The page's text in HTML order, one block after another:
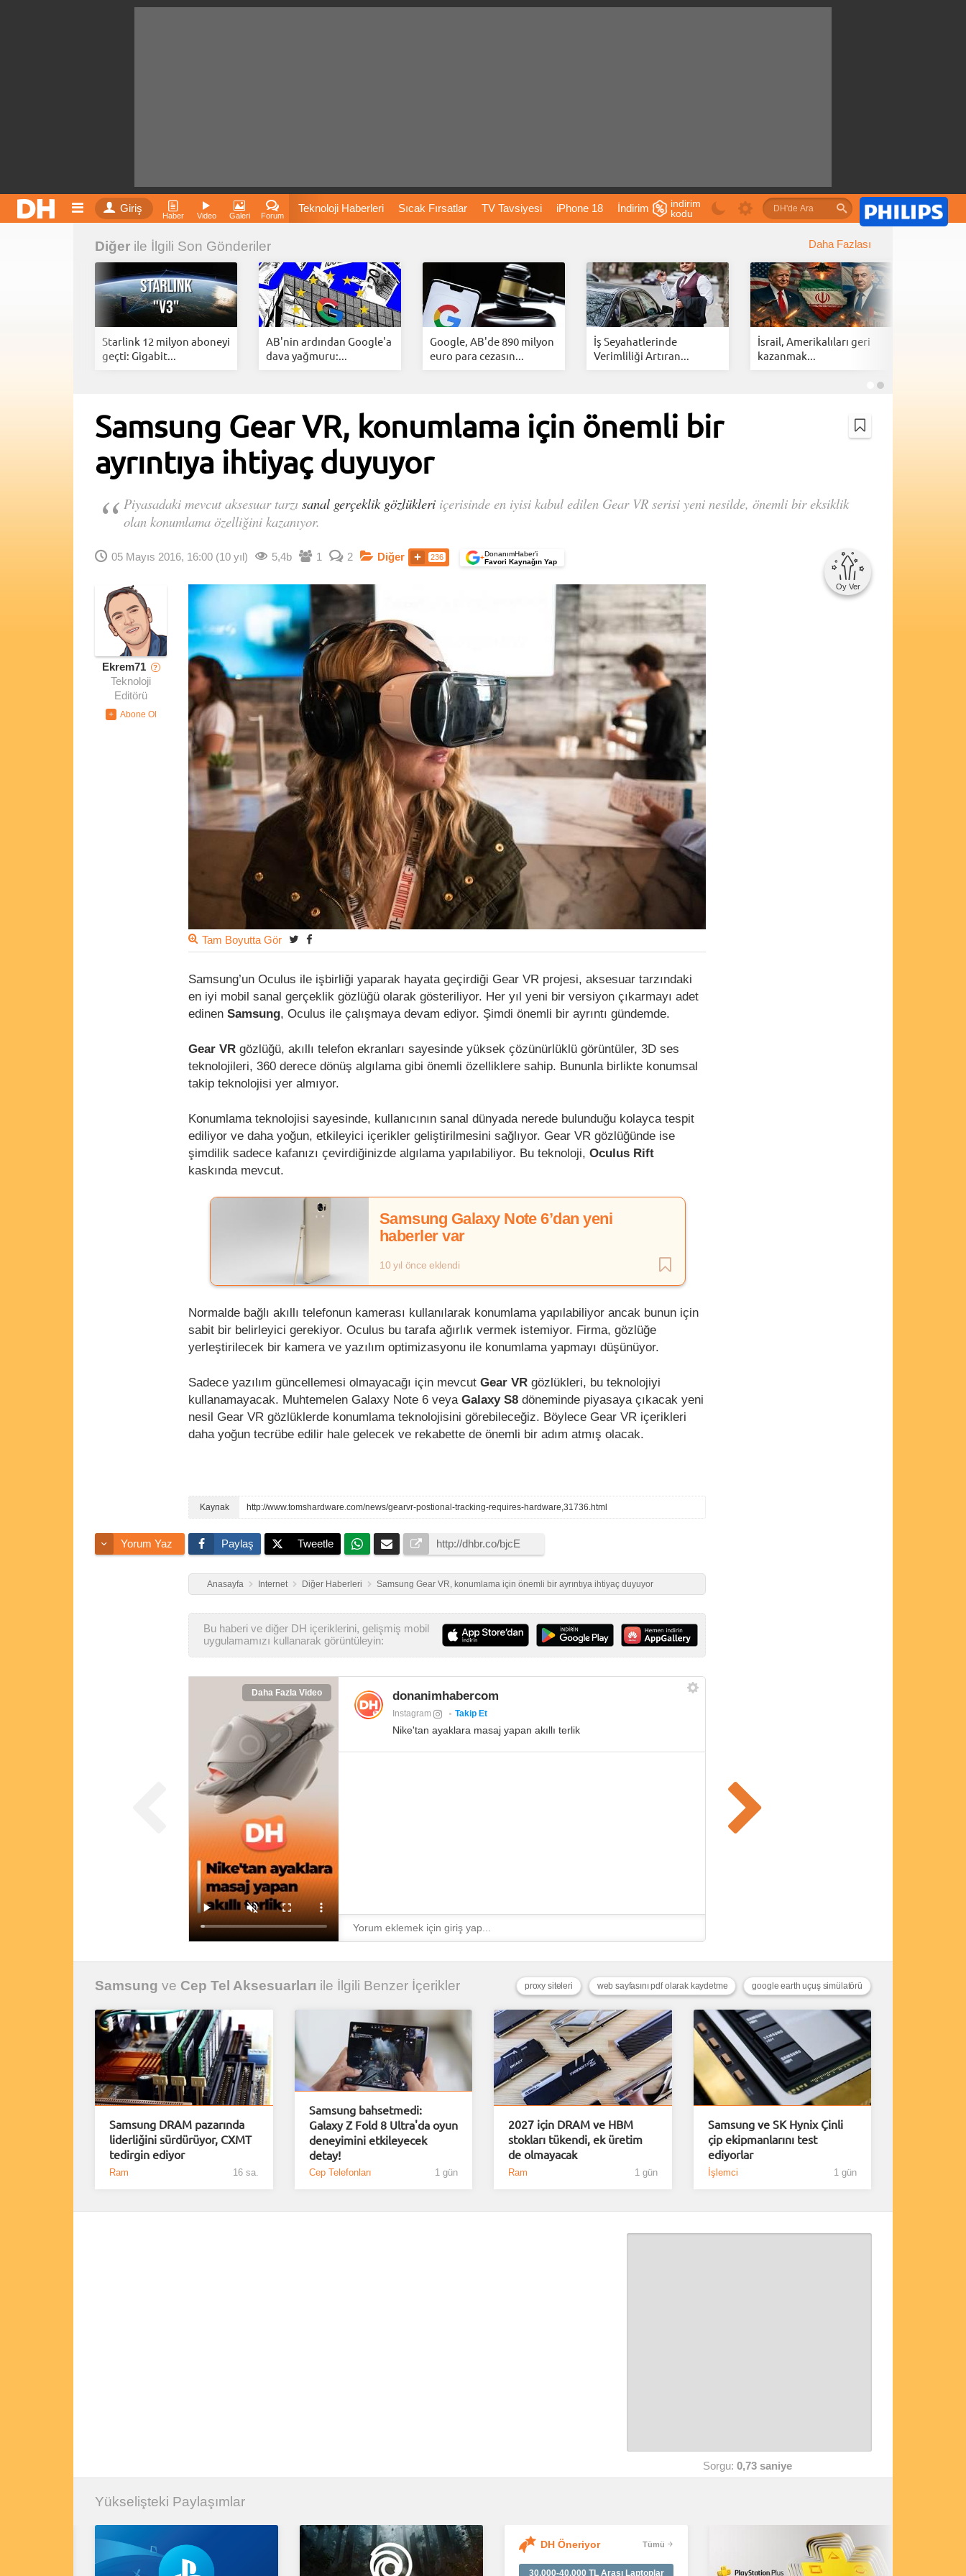
Giriş
Haber Video Galeri Forum
Teknoloji Haberleri Sıcak Fırsatlar TV Tavsiyesi iPhone 18 İndirim
Fiyatları Vizyondaki Filmler Bitcoin Dizi Önerileri Telefon Önerileri
İnstagram Dondurma İnstagram Çöktü Mü
indirim
kodu
Diğer ile İlgili Son Gönderiler Daha Fazlası
Starlink 12 milyon aboneyi
geçti: Gigabit...
AB'nin ardından Google'a
dava yağmuru:...
Google, AB'de 890 milyon
euro para cezasın...
İş Seyahatlerinde
Verimliliği Artıran...
İsrail, Amerikalıları geri
kazanmak...
Samsung Gear VR, konumlama için önemli bir
ayrıntıya ihtiyaç duyuyor
Piyasadaki mevcut aksesuar tarzı sanal gerçeklik gözlükleri içerisinde en iyisi kabul edilen Gear VR serisi yeni nesilde, önemli bir eksiklik
olan konumlama özelliğini kazanıyor.
05 Mayıs 2016, 16:00 (10 yıl) 5,4b 1 2 Diğer 236 +DonanımHaber’i
Favori Kaynağın Yap
Oy Ver
Ekrem71 ?
Teknoloji
Editörü
Tam Boyutta Gör
Samsung’un Oculus ile işbirliği yaparak hayata geçirdiği Gear VR projesi, aksesuar tarzındaki
en iyi mobil sanal gerçeklik gözlüğü olarak gösteriliyor. Her yıl yeni bir versiyon çıkarmayı adet
edinen Samsung, Oculus ile çalışmaya devam ediyor. Şimdi önemli bir ayrıntı gündemde.
Gear VR gözlüğü, akıllı telefon ekranları sayesinde yüksek çözünürlüklü görüntüler, 3D ses
teknolojileri, 360 derece dönüş algılama gibi önemli özelliklere sahip. Bununla birlikte konumsal
takip teknolojisi yer almıyor.
Konumlama teknolojisi sayesinde, kullanıcının sanal dünyada nerede bulunduğu kolayca tespit
ediliyor ve daha yoğun, etkileyici içerikler geliştirilmesini sağlıyor. Gear VR gözlüğünde ise
şimdilik sadece kafanızı çevirdiğinizde algılama yapılabiliyor. Bu teknoloji, Oculus Rift
kaskında mevcut.
Samsung Galaxy Note 6’dan yeni
haberler var
10 yıl önce eklendi
Normalde bağlı akıllı telefonun kamerası kullanılarak konumlama yapılabiliyor ancak bunun için
sabit bir belirleyici gerekiyor. Oculus bu tarafa ağırlık vermek istemiyor. Firma, gözlüğe
yerleştirilecek bir kamera ve yazılım optimizasyonu ile konumlama yapmayı düşünüyor.
Sadece yazılım güncellemesi olmayacağı için mevcut Gear VR gözlükleri, bu teknolojiyi
kullanamayacak. Muhtemelen Galaxy Note 6 veya Galaxy S8 döneminde piyasaya çıkacak yeni
nesil Gear VR gözlüklerde konumlama teknolojisini görebileceğiz. Böylece Gear VR içerikleri
daha yoğun tecrübe edilir hale gelecek ve rekabette de önemli bir adım atmış olacak.
http://www.tomshardware.com/news/gearvr-postional-tracking-requires-hardware,31736.html
Yorum Yaz Paylaş Tweetle
Anasayfa Internet Diğer Haberleri Samsung Gear VR, konumlama için önemli bir ayrıntıya ihtiyaç duyuyor
Bu haberi ve diğer DH içeriklerini, gelişmiş mobil
uygulamamızı kullanarak görüntüleyin:
Daha Fazla Video donanimhabercom
Instagram Takip Et
Nike'tan ayaklara masaj yapan akıllı terlik
Samsung ve Cep Tel Aksesuarları ile İlgili Benzer İçerikler google earth uçuş simülatörü
web sayfasını pdf olarak kaydetme
proxy siteleri
Samsung DRAM pazarında
liderliğini sürdürüyor, CXMT
tedirgin ediyor
Ram 16 sa.
Samsung bahsetmedi:
Galaxy Z Fold 8 Ultra'da oyun
deneyimini etkileyecek
detay!
Cep Telefonları 1 gün
2027 için DRAM ve HBM
stokları tükendi, ek üretim
de olmayacak
Ram 1 gün
Samsung ve SK Hynix Çinli
çip ekipmanlarını test
ediyorlar
İşlemci 1 gün
Sorgu: 0,73 saniye
Yükselişteki Paylaşımlar
DH Öneriyor Tümü
30.000-40.000 TL Arası Laptoplar